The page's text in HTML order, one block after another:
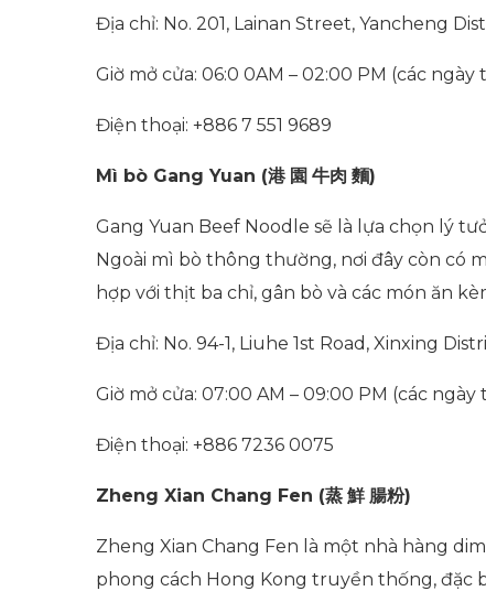
Địa chỉ: No. 201, Lainan Street, Yancheng
Giờ mở cửa: 06:0 0AM – 02:00 PM (các
Điện thoại: +886 7 551 9689
Mì bò Gang Yuan (港 園 牛肉 麵)
Gang Yuan Beef Noodle sẽ là lựa chọn lý
Ngoài mì bò thông thường, nơi đây còn có
hợp với thịt ba chỉ, gân bò và các món ăn
Địa chỉ: No. 94-1, Liuhe 1st Road, Xinxing
Giờ mở cửa: 07:00 AM – 09:00 PM (các
Điện thoại: +886 7236 0075
Zheng Xian Chang Fen (蒸 鮮 腸粉)
Zheng Xian Chang Fen là một nhà hàng
phong cách Hong Kong truyền thống, đặc